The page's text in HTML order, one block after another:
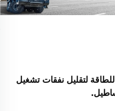
لتقليل نفقات تشغيل